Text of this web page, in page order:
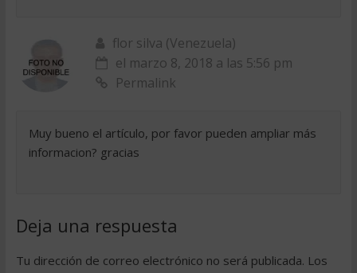
flor silva (Venezuela)
el marzo 8, 2018 a las 5:56 pm
Permalink
Muy bueno el artículo, por favor pueden ampliar más
informacion? gracias
Deja una respuesta
Tu dirección de correo electrónico no será publicada. Los